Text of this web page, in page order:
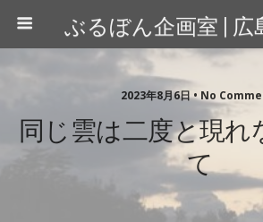
2023年8月6日 • No
同じ雲は二度と現れ
て